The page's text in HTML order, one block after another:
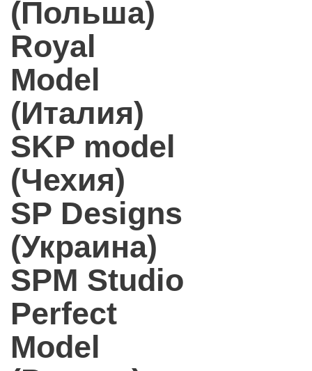
(Польша)
Royal
Model
(Италия)
SKP model
(Чехия)
SP Designs
(Украина)
SPM Studio
Perfect
Model